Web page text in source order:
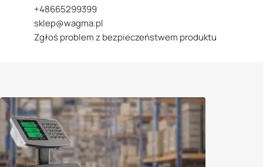
+48665299399
sklep@wagma.pl
Zgłoś problem z bezpieczeństwem produktu